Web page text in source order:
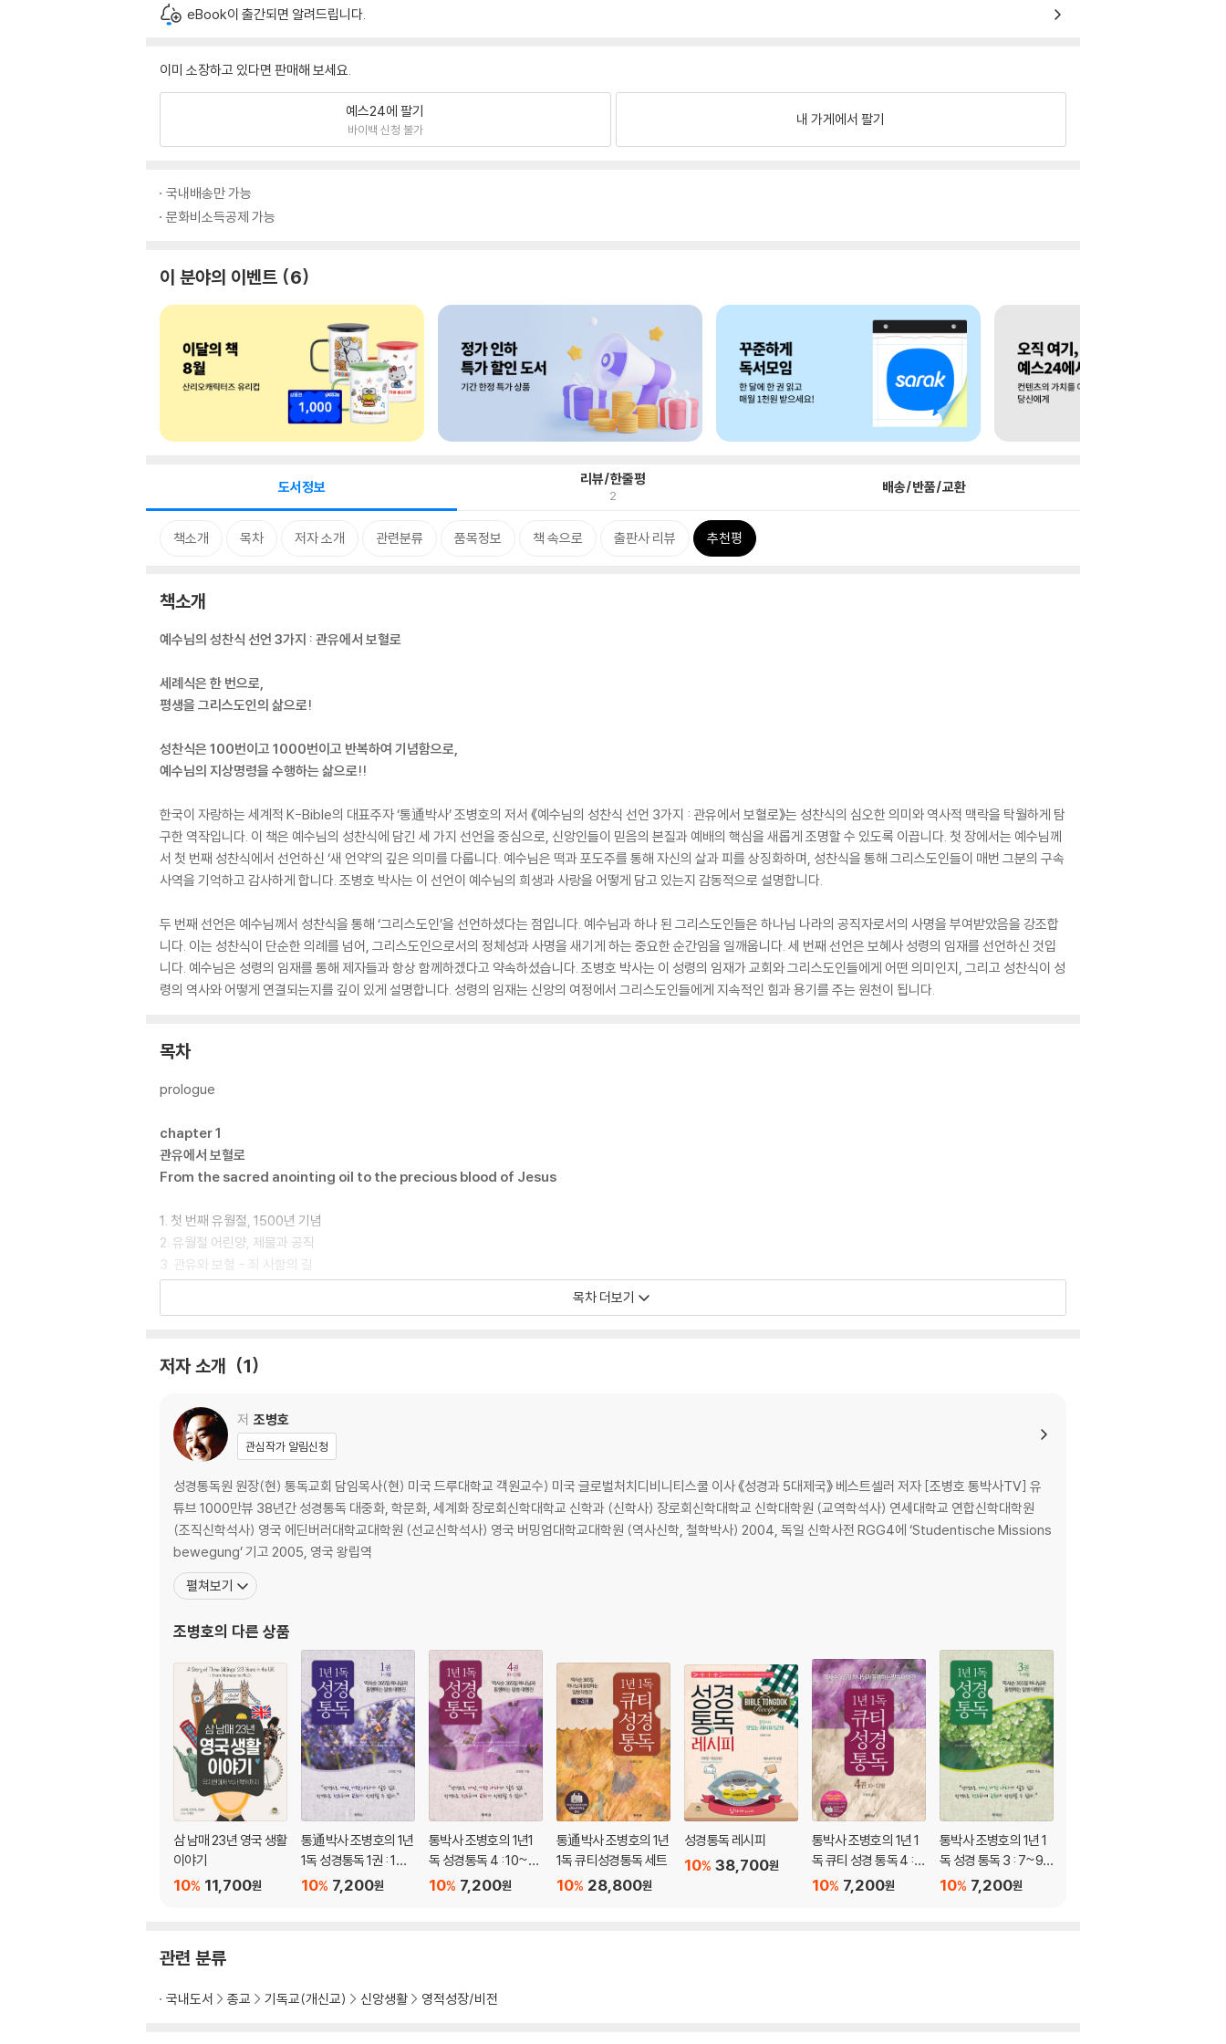
eBook이 출간되면 알려드립니다.
이미 소장하고 있다면 판매해 보세요.
예스24에 팔기
바이백 신청 불가
내 가게에서 팔기
국내배송만 가능
문화비소득공제 가능
이 분야의 이벤트 6
도서정보 리뷰/한줄평
2 배송/반품/교환
책소개 목차 저자 소개 관련분류 품목정보 책 속으로 출판사 리뷰 추천평
책소개
예수님의 성찬식 선언 3가지 : 관유에서 보혈로
세례식은 한 번으로,
평생을 그리스도인의 삶으로!
성찬식은 100번이고 1000번이고 반복하여 기념함으로,
예수님의 지상명령을 수행하는 삶으로!!
한국이 자랑하는 세계적 K-Bible의 대표주자 ‘통通박사’ 조병호의 저서 《예수님의 성찬식 선언 3가지 : 관유에서 보혈로》는 성찬식의 심오한 의미와 역사적 맥락을 탁월하게 탐
구한 역작입니다. 이 책은 예수님의 성찬식에 담긴 세 가지 선언을 중심으로, 신앙인들이 믿음의 본질과 예배의 핵심을 새롭게 조명할 수 있도록 이끕니다. 첫 장에서는 예수님께
서 첫 번째 성찬식에서 선언하신 ‘새 언약’의 깊은 의미를 다룹니다. 예수님은 떡과 포도주를 통해 자신의 살과 피를 상징화하며, 성찬식을 통해 그리스도인들이 매번 그분의 구속
사역을 기억하고 감사하게 합니다. 조병호 박사는 이 선언이 예수님의 희생과 사랑을 어떻게 담고 있는지 감동적으로 설명합니다.
두 번째 선언은 예수님께서 성찬식을 통해 ‘그리스도인’을 선언하셨다는 점입니다. 예수님과 하나 된 그리스도인들은 하나님 나라의 공직자로서의 사명을 부여받았음을 강조합
니다. 이는 성찬식이 단순한 의례를 넘어, 그리스도인으로서의 정체성과 사명을 새기게 하는 중요한 순간임을 일깨웁니다. 세 번째 선언은 보혜사 성령의 임재를 선언하신 것입
니다. 예수님은 성령의 임재를 통해 제자들과 항상 함께하겠다고 약속하셨습니다. 조병호 박사는 이 성령의 임재가 교회와 그리스도인들에게 어떤 의미인지, 그리고 성찬식이 성
령의 역사와 어떻게 연결되는지를 깊이 있게 설명합니다. 성령의 임재는 신앙의 여정에서 그리스도인들에게 지속적인 힘과 용기를 주는 원천이 됩니다.
목차
prologue
chapter 1
관유에서 보혈로
From the sacred anointing oil to the precious blood of Jesus
1. 첫 번째 유월절, 1500년 기념
2. 유월절 어린양, 제물과 공직
3. 관유와 보혈 - 죄 사함의 길
예수님의 살과 피로 세운 새 언약
떡(빵)과 포도주로 상징 - 그리스도인의 성찬식
‘이날을 기념하라’에서 ‘나를 기념하라’로
2. 예수님은 첫 번째 성찬식 때 ‘그리스도인을 선언’하셨다
포도나무 비유 - 예수님과 하나가 된 그리스도인
그리스도인 - 하나님 나라 공직자
그리스도인 - 무엇이든지 원하는 대로
보혜사 성령님을 통한 임마누엘
보혜사 성령님의 임재 시점과 장소
보혜사 성령님이 오셔서 하실 일
epilogue _ 성찬식의 감격이 지상명령의 사명으로
목차 더보기
저자 소개 1
저 조병호
관심작가 알림신청
성경통독원 원장(현) 통독교회 담임목사(현) 미국 드루대학교 객원교수) 미국 글로벌처치디비니티스쿨 이사 《성경과 5대제국》 베스트셀러 저자 [조병호 통박사TV] 유
튜브 1000만뷰 38년간 성경통독 대중화, 학문화, 세계화 장로회신학대학교 신학과 (신학사) 장로회신학대학교 신학대학원 (교역학석사) 연세대학교 연합신학대학원
(조직신학석사) 영국 에딘버러대학교대학원 (선교신학석사) 영국 버밍엄대학교대학원 (역사신학, 철학박사) 2004, 독일 신학사전 RGG4에 ‘Studentische Missions
bewegung’ 기고 2005, 영국 왕립역
펼쳐보기
조병호의 다른 상품
삼 남매 23년 영국 생활
이야기
11,700원
10%
통通박사 조병호의 1년
1독 성경통독 1권 : 1~3
월
7,200원
10%
통박사 조병호의 1년1
독 성경통독 4 : 10~12
월
7,200원
10%
통通박사 조병호의 1년
1독 큐티성경통독 세트
28,800원
10%
성경통독 레시피
38,700원
10%
통박사 조병호의 1년 1
독 큐티 성경 통독 4 : 1
0~12월7,200원
10%
통박사 조병호의 1년 1
독 성경 통독 3 : 7~9
월
7,200원
10%
관련 분류
국내도서 종교 기독교(개신교) 신앙생활 영적성장/비전